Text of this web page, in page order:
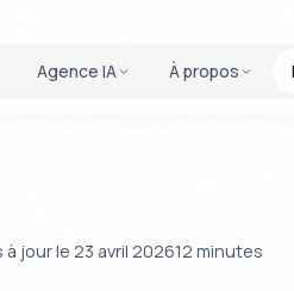
Agence IA À propos
à jour le 23 avril 202612 minutes